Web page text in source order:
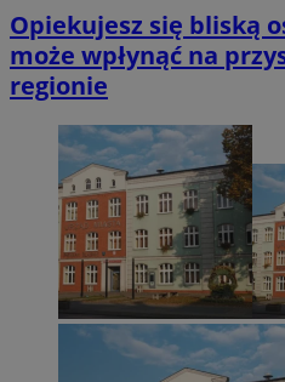
Opiekujesz się bliską
może wpłynąć na
regionie